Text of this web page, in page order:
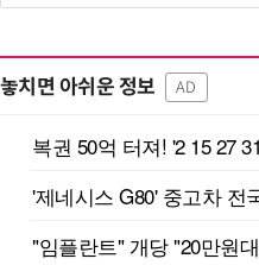
놓치면 아쉬운 정보 AD